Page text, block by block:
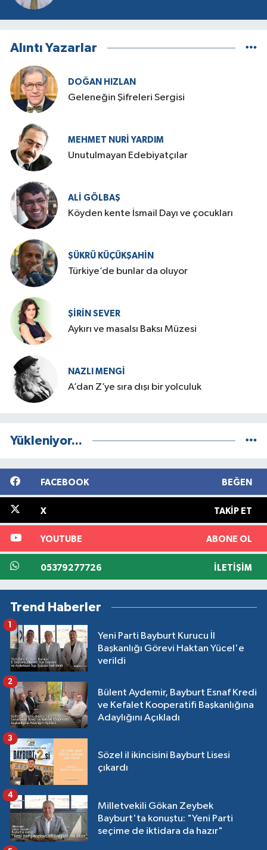
Alıntı Yazarlar
DOĞAN HIZLAN
Geleneğin Şifreleri Sergisi
MEHMET NURI YARDIM
​Unutulmayan Edebiyatçılar
ALI GÖLBAŞ
Köyden kente İsmail Dayı ve çocukları
ŞÜKRÜ KÜÇÜKŞAHIN
Türkiye’de bunlar da oluyor
ŞIRIN SEVER
Aykırı ve masalsı Baksı Müzesi
NAZLI MENGI
A’dan Z’ye sıra dışı bir yolculuk
Yükleniyor...
FACEBOOK BEĞEN
X TAKIP ET
YOUTUBE ABONE OL
05379277726 İLETIŞIM
Trend Haberler
Yeni Parti Bayburt Kurucu İl
Başkanlığı Görevi Haktan Yücel'e
verildi
1
Bülent Aydemir, Bayburt Esnaf Kredi
ve Kefalet Kooperatifi Başkanlığına
Adaylığını Açıkladı
2
Sözel il ikincisini Bayburt Lisesi
çıkardı
3
Milletvekili Gökan Zeybek
Bayburt'ta konuştu: "Yeni Parti
seçime de iktidara da hazır"
4